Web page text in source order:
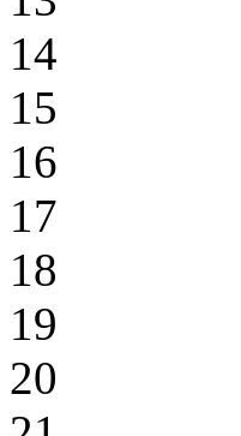
14
15
16
17
18
19
20